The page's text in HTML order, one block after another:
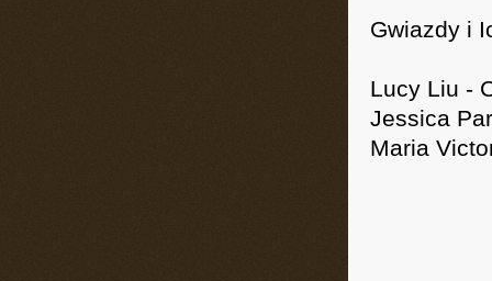
Gwiazdy i
Lucy Liu -
Jessica
Maria